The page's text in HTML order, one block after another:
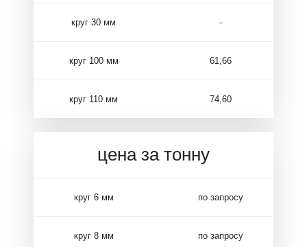
круг 30 мм -
круг 100 мм 61,66
круг 110 мм 74,60
цена за тонну
круг 6 мм по запросу
круг 8 мм по запросу